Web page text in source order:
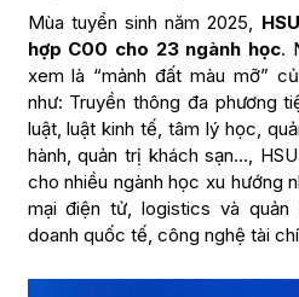
Mùa tuyển sinh năm 2025,
hợp C00 cho 23 ngành học.
xem là “mảnh đất màu mỡ”
như: Truyền thông đa phương
luật, luật kinh tế, tâm lý học,
hành, quản trị khách sạn…,
cho nhiều ngành học xu hướng
mại điện tử, logistics và quản
doanh quốc tế, công nghệ tài